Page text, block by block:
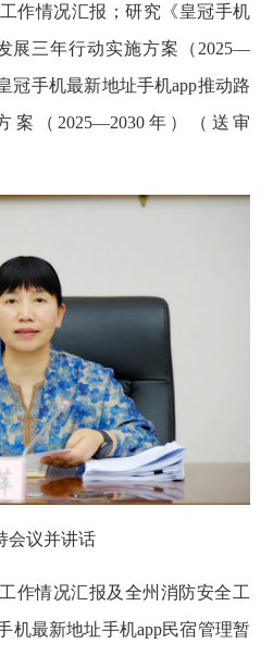
作情况汇报；研究《皇冠手机
展三年行动实施方案（2025—
冠手机最新地址手机app推动路
（2025—2030年）（送审
会议并讲话
作情况汇报及全州消防安全工
机最新地址手机app民宿管理暂